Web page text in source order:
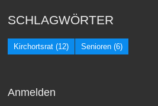
SCHLAGWÖRTER
Kirchortsrat (12) Senioren (6)
Anmelden